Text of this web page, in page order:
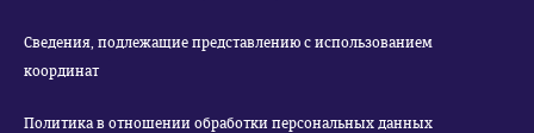
Сведения, подлежащие представлению с использованием
координат
Политика в отношении обработки персональных данных